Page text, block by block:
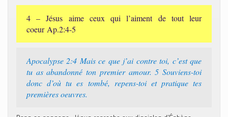
4 – Jésus aime ceux qui l’aiment de tout leur
coeur Ap.2:4-5
Apocalypse 2:4 Mais ce que j’ai contre toi, c’est que
tu as abandonné ton premier amour. 5 Souviens-toi
donc d’où tu es tombé, repens-toi et pratique tes
premières oeuvres.